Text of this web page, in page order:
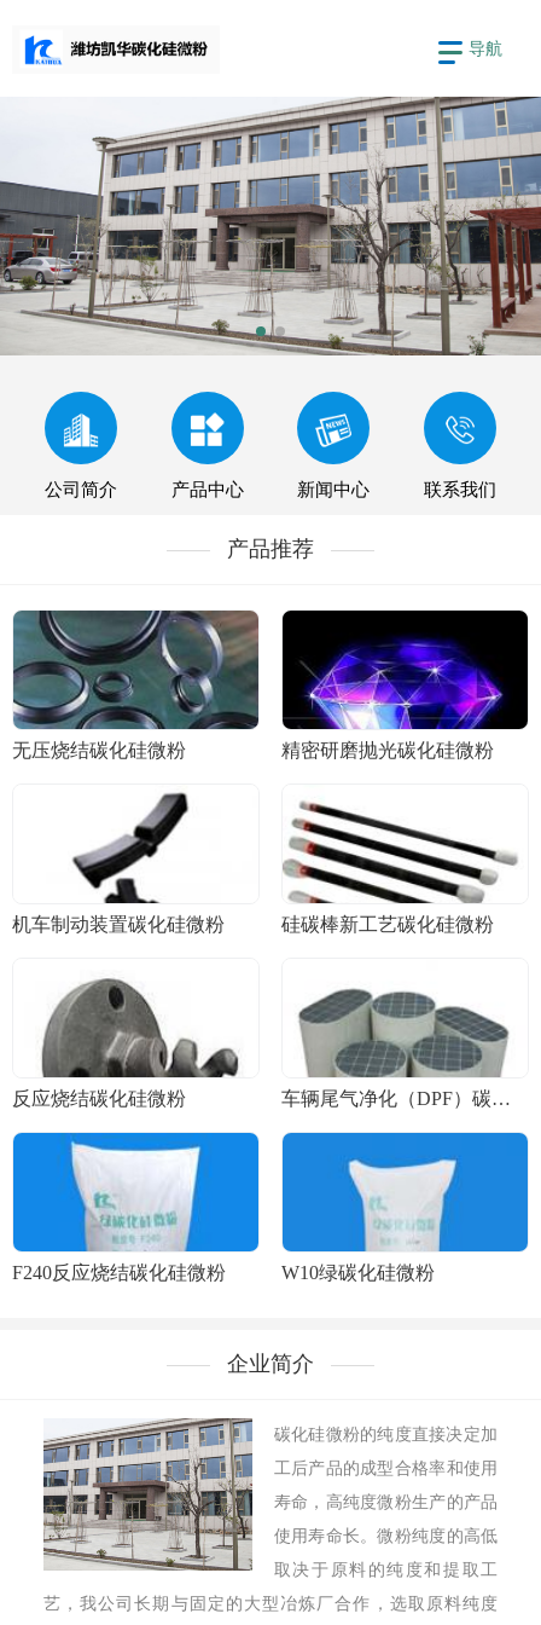
导航
公司简介 产品中心 新闻中心 联系我们
产品推荐
无压烧结碳化硅微粉 精密研磨抛光碳化硅微粉
机车制动装置碳化硅微粉 硅碳棒新工艺碳化硅微粉
反应烧结碳化硅微粉 车辆尾气净化（DPF）碳化硅微粉
F240反应烧结碳化硅微粉 W10绿碳化硅微粉
企业简介
碳化硅微粉的纯度直接决定加
工后产品的成型合格率和使用
寿命，高纯度微粉生产的产品
使用寿命长。微粉纯度的高低
取决于原料的纯度和提取工
艺，我公司长期与固定的大型冶炼厂合作，选取原料纯度